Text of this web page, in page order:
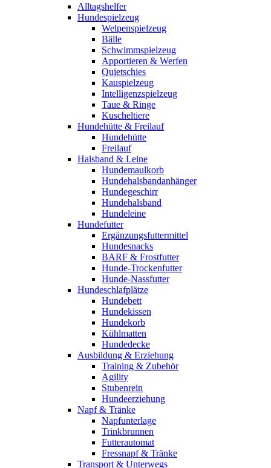
Alltagshelfer
Hundespielzeug
Welpenspielzeug
Bälle
Schwimmspielzeug
Apportieren & Werfen
Quietschies
Kauspielzeug
Intelligenzspielzeug
Taue & Ringe
Kuscheltiere
Hundehütte & Freilauf
Hundehütte
Freilauf
Halsband & Leine
Hundemaulkorb
Hundehalsbandanhänger
Hundegeschirr
Hundehalsband
Hundeleine
Hundefutter
Ergänzungsfuttermittel
Hundesnacks
BARF & Frostfutter
Hunde-Trockenfutter
Hunde-Nassfutter
Hundeschlafplätze
Hundebett
Hundekissen
Hundekorb
Kühlmatten
Hundedecke
Ausbildung & Erziehung
Training & Zubehör
Agility
Stubenrein
Hundeerziehung
Napf & Tränke
Napfunterlage
Trinkbrunnen
Futterautomat
Fressnapf & Tränke
Transport & Unterwegs